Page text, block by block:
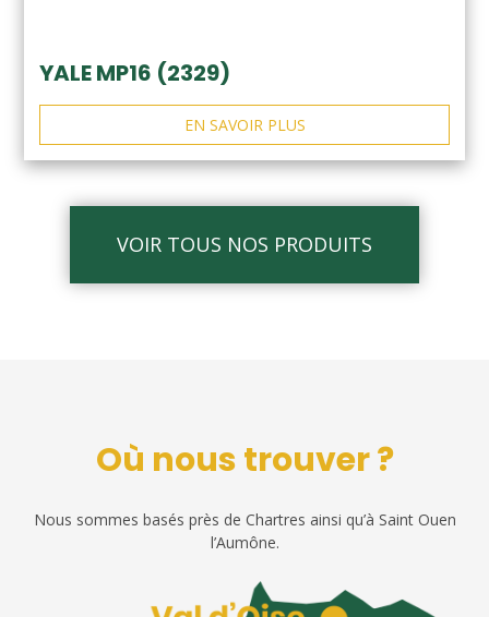
YALE MP16 (2329)
EN SAVOIR PLUS
VOIR TOUS NOS PRODUITS
Où nous trouver ?
Nous sommes basés près de Chartres ainsi qu’à Saint Ouen
l’Aumône.